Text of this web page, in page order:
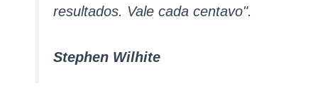
resultados. Vale cada centavo".
Stephen Wilhite